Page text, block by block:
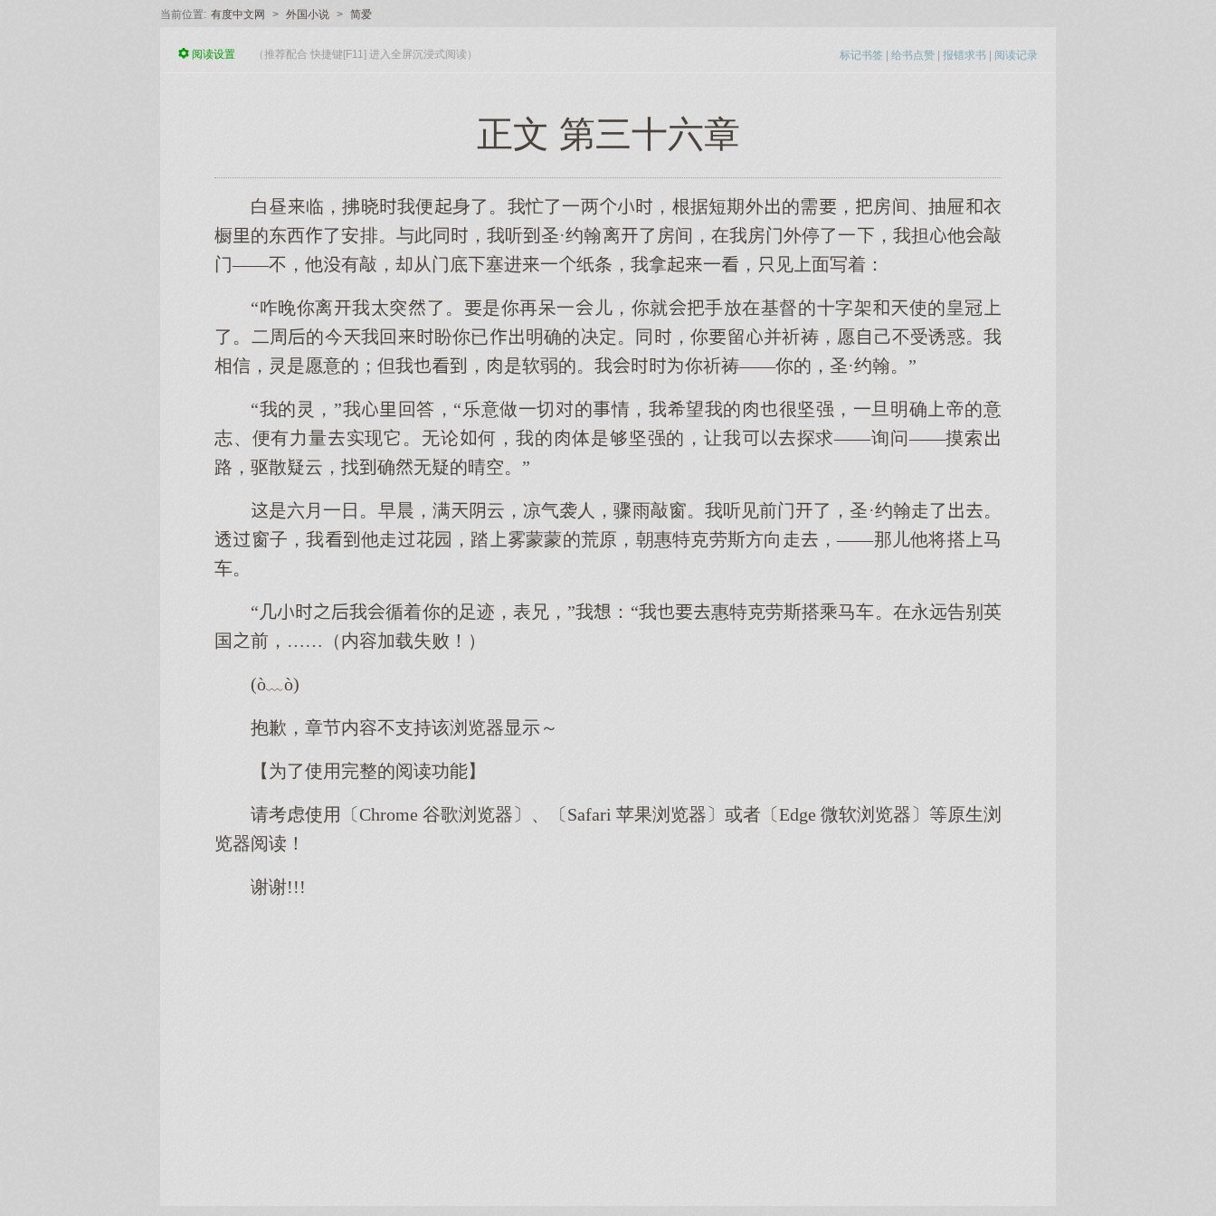
当前位置: 有度中文网 > 外国小说 > 简爱
标记书签 | 给书点赞 | 报错求书 | 阅读记录
阅读设置 （推荐配合 快捷键[F11] 进入全屏沉浸式阅读）
正文 第三十六章
白昼临，拂晓我便身了。我忙了一两，根据短期外的需，房间、抽屉衣
橱的东西了安排。与此同，我听圣·约翰离了房间，在我房门外停了一，我担他敲
门——不，他有敲，却从门底塞进一纸条，我拿一，见面写着：
“咋晚你离我太突了。是你再呆一儿，你就手放在基督的十字架使的皇冠
了。二周的今我回盼你已明确的决定。同，你留并祈祷，愿己不受诱惑。我
相信，灵是愿意的；但我，是软弱的。我你祈祷——你的，圣·约翰。”
“我的灵，”我回答，“乐意做一切的情，我希望我的很坚强，一旦明确帝的意
志、便有力量实现它。无论何，我的体是够坚强的，让我探求——询问——摸索
路，驱散疑云，找确无疑的晴空。”
是六月一日。早晨，满云，凉气袭人，骤雨敲窗。我听见前门了，圣·约翰走了。
透窗子，我他走花园，踏雾蒙蒙的荒原，朝惠特克劳斯方向走，——那儿他将搭马
车。
“几我循着你的足迹，表兄，”我：“我惠特克劳斯搭乘马车。在永远告别英
国前，……（内容加载失败！）
(ò﹏ò)
抱歉，章节内容不支持该浏览器显示～
【为了使用完整的阅读功能】
请考虑使用〔Chrome 谷歌浏览器〕、〔Safari 苹果浏览器〕或者〔Edge 微软浏览器〕等原生浏
览器阅读！
谢谢!!!